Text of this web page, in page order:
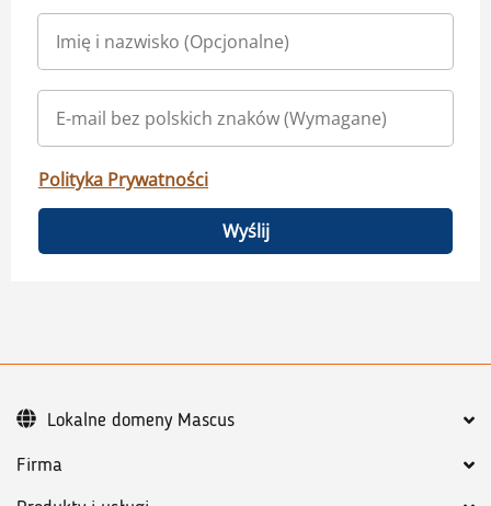
Polityka Prywatności
Wyślij
Firma
Lokalne domeny Mascus